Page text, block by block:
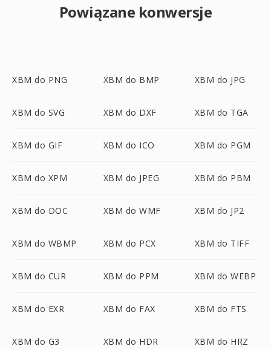
Powiązane konwersje
XBM do PNG XBM do BMP XBM do JPG
XBM do SVG XBM do DXF XBM do TGA
XBM do GIF XBM do ICO XBM do PGM
XBM do XPM XBM do JPEG XBM do PBM
XBM do DOC XBM do WMF XBM do JP2
XBM do WBMP XBM do PCX XBM do TIFF
XBM do CUR XBM do PPM XBM do WEBP
XBM do EXR XBM do FAX XBM do FTS
XBM do G3 XBM do HDR XBM do HRZ